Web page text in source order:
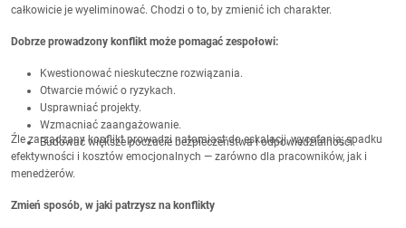
całkowicie je wyeliminować. Chodzi o to, by zmienić ich charakter.
Dobrze prowadzony konflikt może pomagać zespołowi:
Kwestionować nieskuteczne rozwiązania.
Otwarcie mówić o ryzykach.
Usprawniać projekty.
Wzmacniać zaangażowanie.
Budować większe poczucie bezpieczeństwa i odpowiedzialności.
Źle zarządzany konflikt prowadzi natomiast do eskalacji, wycofania, spadku
efektywności i kosztów emocjonalnych — zarówno dla pracowników, jak i
menedżerów.
Zmień sposób, w jaki patrzysz na konflikty